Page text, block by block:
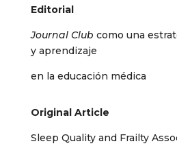
Editorial
Journal Club como una
y aprendizaje
en la educación médica
Original Article
Sleep Quality and Frailty